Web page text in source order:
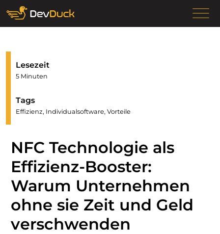
Lesezeit
5 Minuten
Tags
Effizienz, Individualsoftware, Vorteile
NFC Technologie als
Effizienz-Booster:
Warum Unternehmen
ohne sie Zeit und Geld
verschwenden